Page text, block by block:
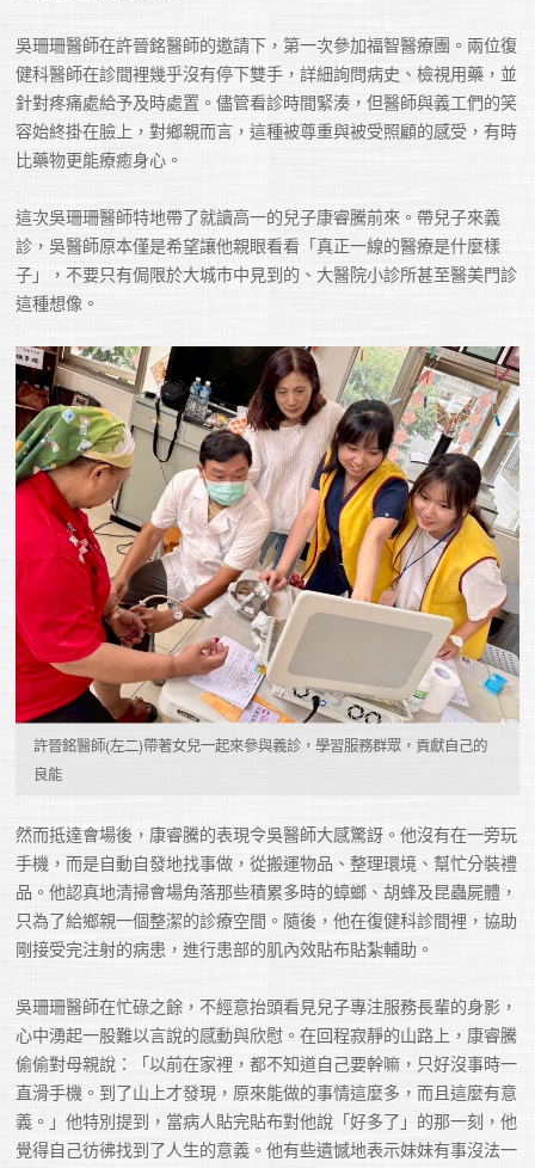
吳珊珊醫師在許晉銘醫師的邀請下，第一次參加福智醫療團。兩位復
健科醫師在診間裡幾乎沒有停下雙手，詳細詢問病史、檢視用藥，並
針對疼痛處給予及時處置。儘管看診時間緊湊，但醫師與義工們的笑
容始終掛在臉上，對鄉親而言，這種被尊重與被受照顧的感受，有時
比藥物更能療癒身心。
這次吳珊珊醫師特地帶了就讀高一的兒子康睿騰前來。帶兒子來義
診，吳醫師原本僅是希望讓他親眼看看「真正一線的醫療是什麼樣
子」，不要只有侷限於大城市中見到的、大醫院小診所甚至醫美門診
這種想像。
許晉銘醫師(左二)帶著女兒一起來參與義診，學習服務群眾，貢獻自己的
良能
然而抵達會場後，康睿騰的表現令吳醫師大感驚訝。他沒有在一旁玩
手機，而是自動自發地找事做，從搬運物品、整理環境、幫忙分裝禮
品。他認真地清掃會場角落那些積累多時的蟑螂、胡蜂及昆蟲屍體，
只為了給鄉親一個整潔的診療空間。隨後，他在復健科診間裡，協助
剛接受完注射的病患，進行患部的肌內效貼布貼紮輔助。
吳珊珊醫師在忙碌之餘，不經意抬頭看見兒子專注服務長輩的身影，
心中湧起一股難以言說的感動與欣慰。在回程寂靜的山路上，康睿騰
偷偷對母親說：「以前在家裡，都不知道自己要幹嘛，只好沒事時一
直滑手機。到了山上才發現，原來能做的事情這麼多，而且這麼有意
義。」他特別提到，當病人貼完貼布對他說「好多了」的那一刻，他
覺得自己彷彿找到了人生的意義。他有些遺憾地表示妹妹有事沒法一